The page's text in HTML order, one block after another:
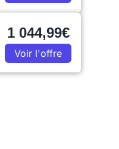
1 044,99€
Voir l'offre